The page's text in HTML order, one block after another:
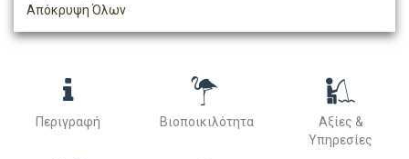
Απόκρυψη Όλων
Περιγραφή Βιοποικιλότητα
Αξίες &
Υπηρεσίες